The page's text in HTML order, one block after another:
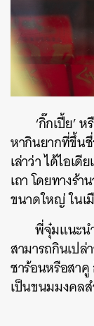
‘กิ๊กเปี้ย’
หากินยากที่ขึ้น
เล่าว่า ได้ไอเ
เถา โดยทางร้
ขนาดใหญ่ ในเ
พี่จุ๋มแนะน
สามารถกินเปล่
ชาร้อนหรือสา
เป็นขนมมงคล